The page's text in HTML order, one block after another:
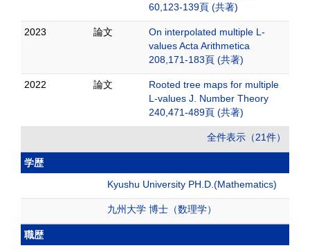
60,123-139頁 (共著)
2023 論文
On interpolated multiple L-
values Acta Arithmetica
208,171-183頁 (共著)
2022 論文
Rooted tree maps for multiple
L-values J. Number Theory
240,471-489頁 (共著)
全件表示（21件）
学歴
Kyushu University PH.D.(Mathematics)
九州大学 博士（数理学）
職歴